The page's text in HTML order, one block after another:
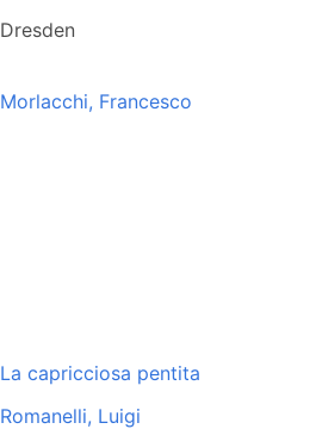
Dresden
Morlacchi, Francesco
La capricciosa pentita
Romanelli, Luigi